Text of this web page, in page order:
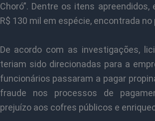
Choró”. Dentre os itens
R$ 130 mil em espécie, encontrada
De acordo com as investigações,
teriam sido direcionadas para a
funcionários passaram a pagar
fraude nos processos de
prejuízo aos cofres públicos e